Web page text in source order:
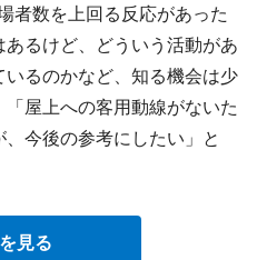
者数を上回る反応があった
るけど、どういう活動があ
るのかなど、知る機会は少
屋上への客用動線がないた
今後の参考にしたい」と
見る